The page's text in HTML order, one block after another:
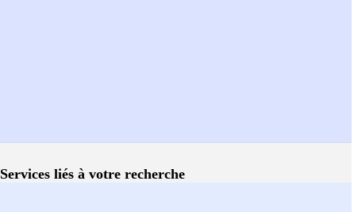
Services liés à votre recherche